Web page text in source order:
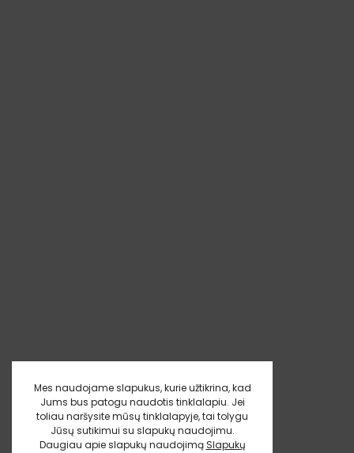
Mes naudojame slapukus, kurie užtikrina, kad
Jums bus patogu naudotis tinklalapiu. Jei
toliau naršysite mūsų tinklalapyje, tai tolygu
Jūsų sutikimui su slapukų naudojimu.
Daugiau apie slapukų naudojimąSlapukų